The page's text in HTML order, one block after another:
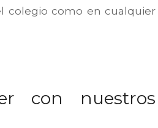
colegio como en cualquier
con nuestros